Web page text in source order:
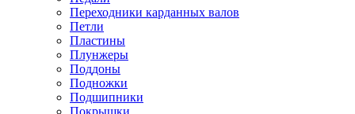
Переходники карданных валов
Петли
Пластины
Плунжеры
Поддоны
Подножки
Подшипники
Покрышки